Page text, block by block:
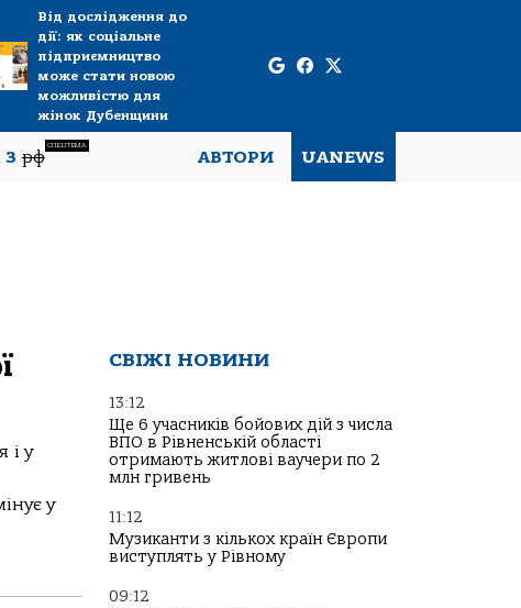
Від дослідження до
дії: як соціальне
підприємництво
може стати новою
можливістю для
жінок Дубенщини
Зрф
СПЕЦТЕМА
АВТОРИ UANEWS
і у
у
СВІЖІ НОВИНИ
13:12
Ще 6 учасників бойових дій з числа
ВПО в Рівненській області
отримають житлові ваучери по 2
млн гривень
11:12
Музиканти з кількох країн Європи
виступлять у Рівному
09:12